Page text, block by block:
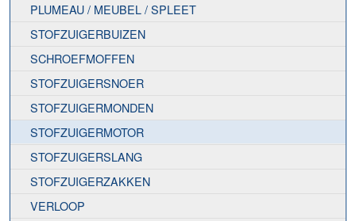
PLUMEAU / MEUBEL / SPLEET
STOFZUIGERBUIZEN
SCHROEFMOFFEN
STOFZUIGERSNOER
STOFZUIGERMONDEN
STOFZUIGERMOTOR
STOFZUIGERSLANG
STOFZUIGERZAKKEN
VERLOOP